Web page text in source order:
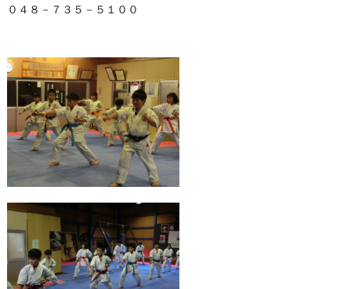
０４８－７３５－５１００